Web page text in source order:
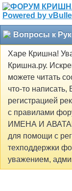
Харе Кришна!
Кришна.ру.
можете читать
что-то
регистрацией
с правилами
ИМЕНА И
для помощи с
техподдержки
уважением,